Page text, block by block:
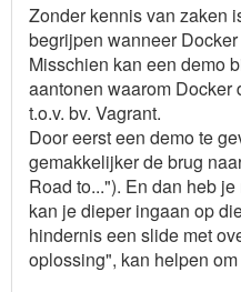
Zonder kennis van zaken
begrijpen wanneer
Misschien kan een demo
aantonen waarom Docker
t.o.v. bv. Vagrant.
Door eerst een demo te
gemakkelijker de brug
Road to..."). En dan heb
kan je dieper ingaan op
hindernis een slide met
oplossing", kan helpen